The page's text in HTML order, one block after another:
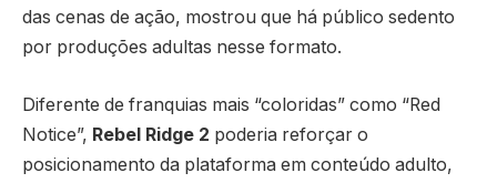
das cenas de ação, mostrou que há público sedento
por produções adultas nesse formato.
Diferente de franquias mais “coloridas” como “Red
Notice”, Rebel Ridge 2 poderia reforçar o
posicionamento da plataforma em conteúdo adulto,